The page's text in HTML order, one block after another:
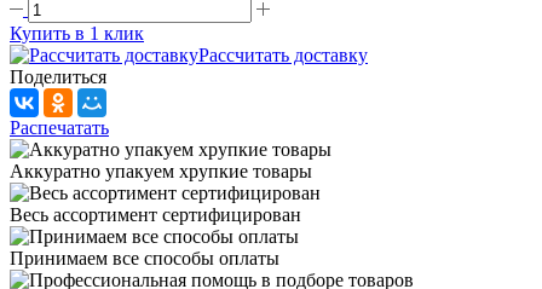
Купить в 1 клик
Рассчитать доставку
Поделиться
Распечатать
Аккуратно упакуем хрупкие товары
Весь ассортимент сертифицирован
Принимаем все способы оплаты